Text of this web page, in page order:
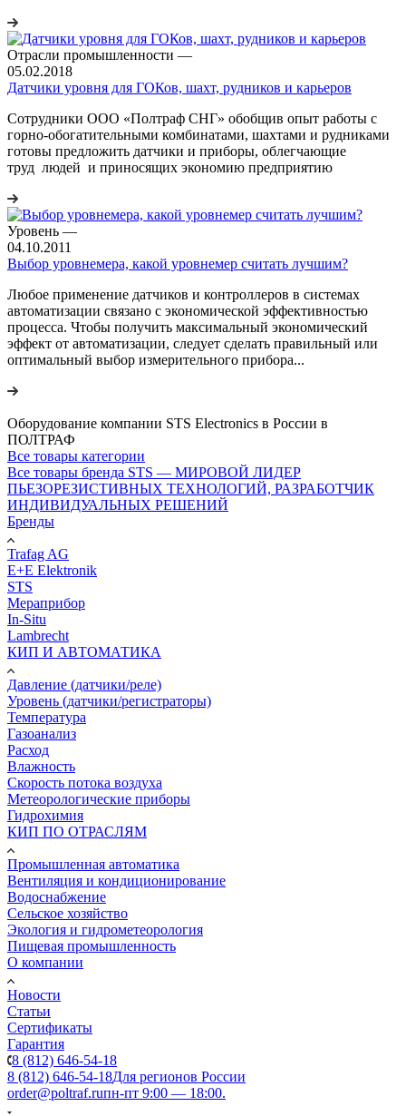
Отрасли промышленности —
05.02.2018
Датчики уровня для ГОКов, шахт, рудников и карьеров
Сотрудники ООО «Полтраф СНГ» обобщив опыт работы с
горно-обогатительными комбинатами, шахтами и рудниками
готовы предложить датчики и приборы, облегчающие
труд людей и приносящих экономию предприятию
Уровень —
04.10.2011
Выбор уровнемера, какой уровнемер считать лучшим?
Любое применение датчиков и контроллеров в системах
автоматизации связано с экономической эффективностью
процесса. Чтобы получить максимальный экономический
эффект от автоматизации, следует сделать правильный или
оптимальный выбор измерительного прибора...
Оборудование компании STS Electronics в России в
ПОЛТРАФ
Все товары категории
Все товары бренда STS — МИРОВОЙ ЛИДЕР
ПЬЕЗОРЕЗИСТИВНЫХ ТЕХНОЛОГИЙ, РАЗРАБОТЧИК
ИНДИВИДУАЛЬНЫХ РЕШЕНИЙ
Бренды
Trafag AG
E+E Elektronik
STS
Мераприбор
In-Situ
Lambrecht
КИП И АВТОМАТИКА
Давление (датчики/реле)
Уровень (датчики/регистраторы)
Температура
Газоанализ
Расход
Влажность
Скорость потока воздуха
Метеорологические приборы
Гидрохимия
КИП ПО ОТРАСЛЯМ
Промышленная автоматика
Вентиляция и кондиционирование
Водоснабжение
Сельское хозяйство
Экология и гидрометеорология
Пищевая промышленность
О компании
Новости
Статьи
Сертификаты
Гарантия
8 (812) 646-54-18
8 (812) 646-54-18Для регионов России
order@poltraf.ruпн-пт 9:00 — 18:00.